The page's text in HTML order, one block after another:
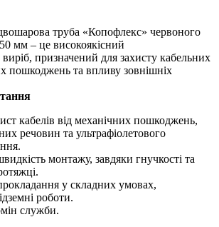
труба «Копофлекс» червоного
мм – це високоякісний
призначений для захисту кабельних
пошкоджень та впливу зовнішніх
кабелів від механічних пошкоджень,
речовин та ультрафіолетового
монтажу, завдяки гнучкості та
у складних умовах,
роботи.
служби.